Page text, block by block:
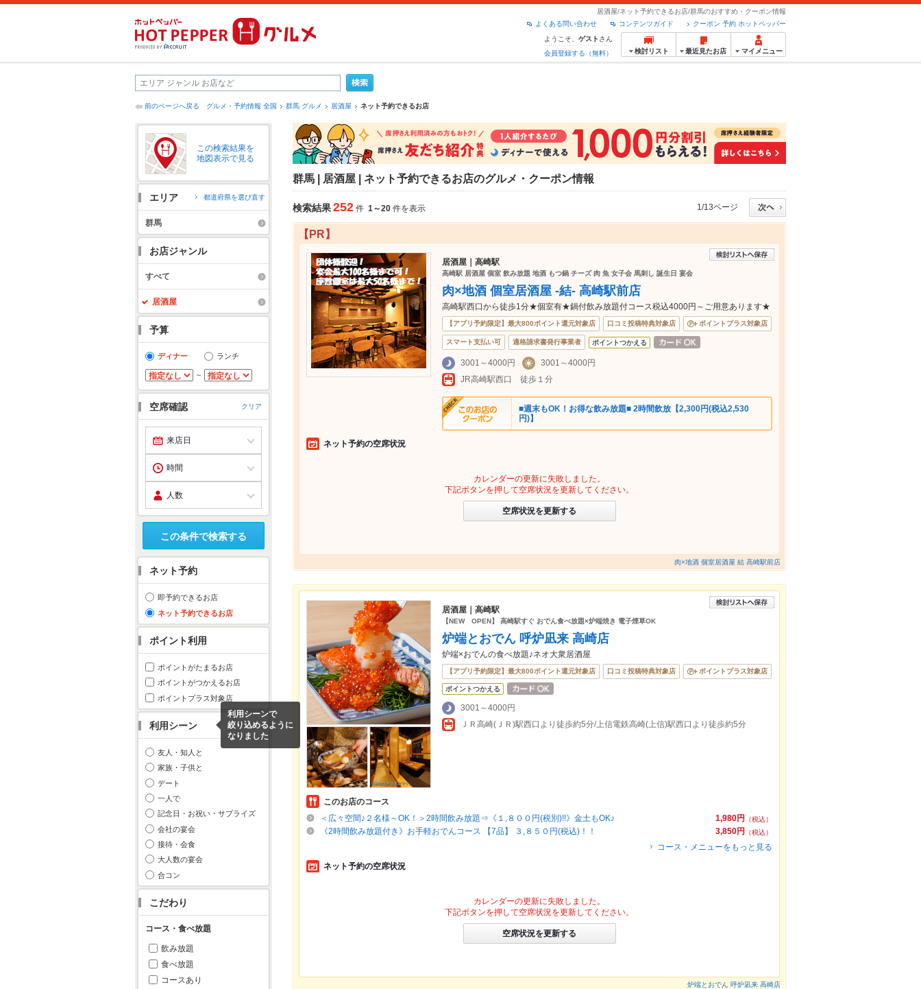
居酒屋/ネット予約できるお店/群馬のおすすめ・クーポン情報
クーポン 予約 ホットペッパー
コンテンツガイド
よくある問い合わせ
ようこそ、 ゲスト さん
会員登録する（無料）
検討リスト 最近見たお店 マイメニュー
前のページへ戻る グルメ・予約情報 全国 群馬 グルメ 居酒屋 ネット予約できるお店
この検索結果を
地図表示で見る
エリア 都道府県を選び直す
群馬
お店ジャンル
すべて
居酒屋
予算
ディナー ランチ
～
空席確認 クリア
この条件で検索する
ネット予約
即予約できるお店
ネット予約できるお店
ポイント利用
ポイントがたまるお店
ポイントがつかえるお店
ポイントプラス対象店
利用シーン
利用シーンで
絞り込めるように
なりました
友人・知人と
家族・子供と
デート
一人で
記念日・お祝い・サプライズ
会社の宴会
接待・会食
大人数の宴会
合コン
こだわり
コース・食べ放題
飲み放題
食べ放題
コースあり
群馬 | 居酒屋 | ネット予約できるお店のグルメ・クーポン情報
検索結果252 件 1～20 件を表示 1/13ページ
【PR】
居酒屋｜高崎駅
高崎駅 居酒屋 個室 飲み放題 地酒 もつ鍋 チーズ 肉 魚 女子会 馬刺し 誕生日 宴会
肉×地酒 個室居酒屋 -結- 高崎駅前店
高崎駅西口から徒歩1分★個室有★鍋付飲み放題付コース税込4000円～ご用意あります★
【アプリ予約限定】最大800ポイント還元対象店 口コミ投稿特典対象店 ポイントプラス対象店
スマート支払い可 適格請求書発行事業者 ポイントつかえる
3001～4000円
3001～4000円
JR高崎駅西口 徒歩１分
■週末もOK！お得な飲み放題■ 2時間飲放【2,300円(税込2,530
円)】
ネット予約の空席状況
カレンダーの更新に失敗しました。
下記ボタンを押して空席状況を更新してください。
空席状況を更新する
肉×地酒 個室居酒屋 結 高崎駅前店
居酒屋｜高崎駅
【NEW OPEN】 高崎駅すぐ おでん食べ放題×炉端焼き 電子煙草OK
炉端とおでん 呼炉凪来 高崎店
炉端×おでんの食べ放題♪ネオ大衆居酒屋
【アプリ予約限定】最大800ポイント還元対象店 口コミ投稿特典対象店 ポイントプラス対象店
ポイントつかえる
3001～4000円
ＪＲ高崎(ＪＲ)駅西口より徒歩約5分/上信電鉄高崎(上信)駅西口より徒歩約5分
このお店のコース
1,980円
（税込）
＜広々空間♪２名様～OK！＞2時間飲み放題⇒《１,８００円(税別)!!》金土もOK♪
3,850円
（税込）
《2時間飲み放題付き》お手軽おでんコース 【7品】 ３,８５０円(税込)！！
コース・メニューをもっと見る
ネット予約の空席状況
カレンダーの更新に失敗しました。
下記ボタンを押して空席状況を更新してください。
空席状況を更新する
炉端とおでん 呼炉凪来 高崎店